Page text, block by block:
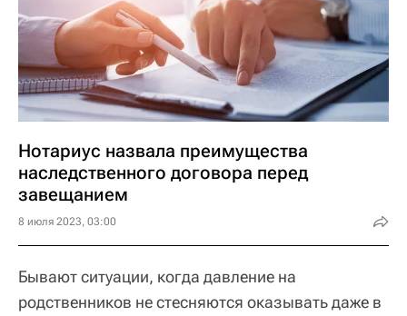
Нотариус назвала преимущества
наследственного договора перед
завещанием
8 июля 2023, 03:00
Бывают ситуации, когда давление на
родственников не стесняются оказывать даже в